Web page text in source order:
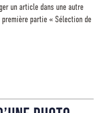
un article dans une autre
partie « Sélection de